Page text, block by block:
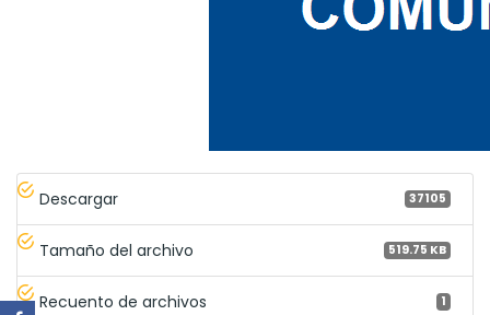
Descargar 37105
Tamaño del archivo 519.75 KB
Recuento de archivos 1